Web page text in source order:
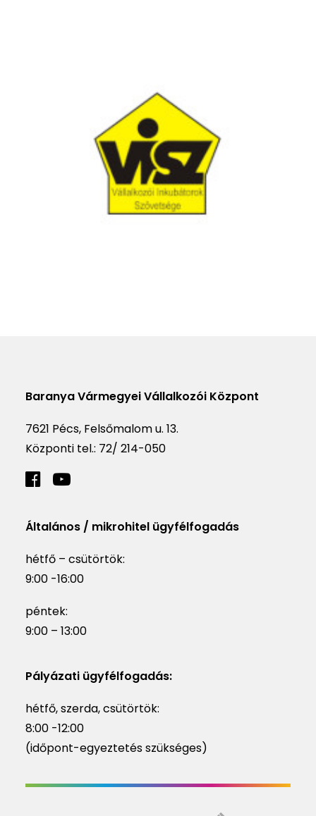
Baranya Vármegyei Vállalkozói Központ
7621 Pécs, Felsőmalom u. 13.
Központi tel.: 72/ 214-050
Általános / mikrohitel ügyfélfogadás
hétfő – csütörtök:
9:00 -16:00
péntek:
9:00 – 13:00
Pályázati ügyfélfogadás:
hétfő, szerda, csütörtök:
8:00 -12:00
(időpont-egyeztetés szükséges)